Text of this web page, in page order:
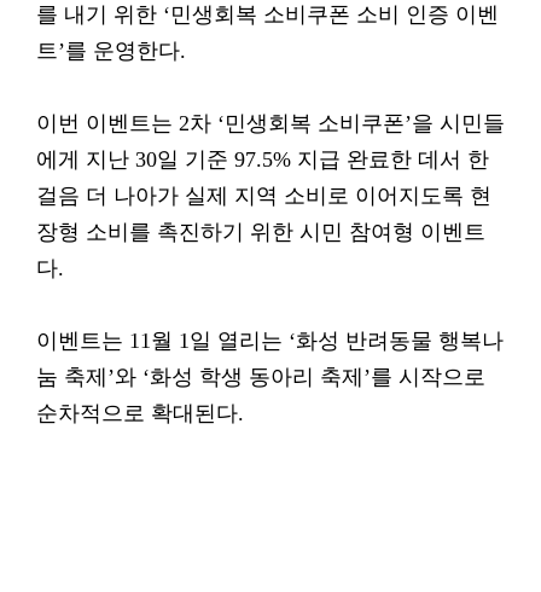
를 내기 위한 ‘민생회복 소비쿠폰 소비 인증 이벤
트’를 운영한다.
이번 이벤트는 2차 ‘민생회복 소비쿠폰’을 시민들
에게 지난 30일 기준 97.5% 지급 완료한 데서 한
걸음 더 나아가 실제 지역 소비로 이어지도록 현
장형 소비를 촉진하기 위한 시민 참여형 이벤트
다.
이벤트는 11월 1일 열리는 ‘화성 반려동물 행복나
눔 축제’와 ‘화성 학생 동아리 축제’를 시작으로
순차적으로 확대된다.